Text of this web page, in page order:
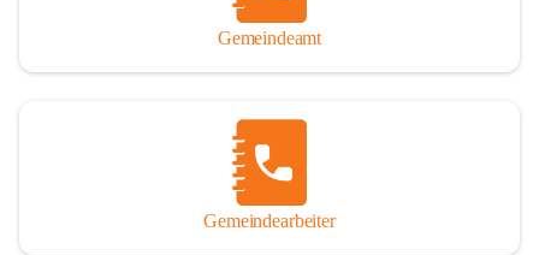
Andreas Rohatsch wurde auf das System der Fußnoten verzichtet.
Wo eine genaue Quellenangabe sinnvoll und notwendig erschien,
sind die entsprechenden Quellenhinweise in den fließenden Text
eingearbeitet. Der leichteren Lesbarkeit halber ist auch von einer
streng gendergerechten Ausdrucksform Abstand genommen
Gemeindeamt
Gemeindearbeiter